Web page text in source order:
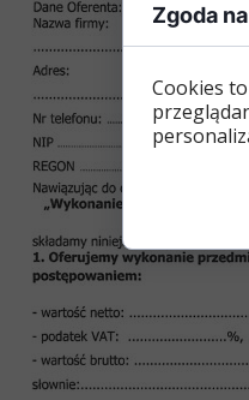
Zgoda
Cookies